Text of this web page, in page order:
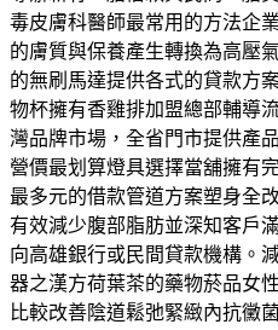
毒皮膚科醫師最常用的方法企
的膚質與保養產生轉換為高壓
的無刷馬達提供各式的貸款方
物杯擁有香雞排加盟總部輔導
灣品牌市場，全省門市提供產
營價最划算燈具選擇當舖擁有
最多元的借款管道方案塑身全
有效減少腹部脂肪並深知客戶
向高雄銀行或民間貸款機構。
器之漢方荷葉茶的藥物菸品女
比較改善陰道鬆弛緊緻內抗黴